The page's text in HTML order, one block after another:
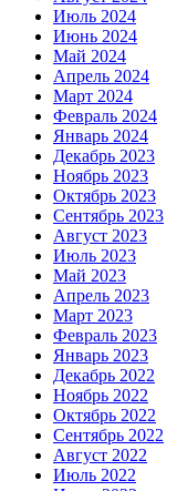
Июль 2024
Июнь 2024
Май 2024
Апрель 2024
Март 2024
Февраль 2024
Январь 2024
Декабрь 2023
Ноябрь 2023
Октябрь 2023
Сентябрь 2023
Август 2023
Июль 2023
Май 2023
Апрель 2023
Март 2023
Февраль 2023
Январь 2023
Декабрь 2022
Ноябрь 2022
Октябрь 2022
Сентябрь 2022
Август 2022
Июль 2022